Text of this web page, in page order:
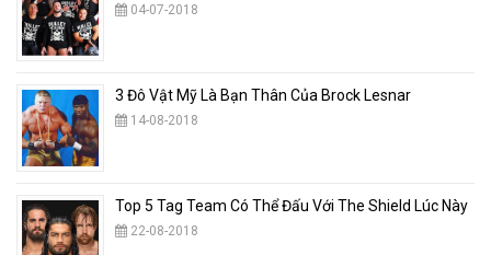
04-07-2018
3 Đô Vật Mỹ Là Bạn Thân Của Brock Lesnar
14-08-2018
Top 5 Tag Team Có Thể Đấu Với The Shield Lúc Này
22-08-2018